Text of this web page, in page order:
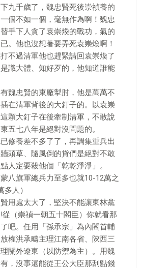
九千歲了，魏忠賢死後崇禎養的
個不如一個，毫無作為啊！魏忠
手下人貪了袁崇煥的戰功，氣的
。他也沒想著要弄死袁崇煥啊！
不過清軍他也趕緊請回袁崇煥了
識大體、知好歹的，他知道誰能
魏忠賢的東廠掣肘，他是萬萬不
在清軍背後的大釘子的。以袁崇
顆大釘子在後牽制清軍，不敢說
五七八年是絕對沒問題的。
修養差不多了了，再調集重兵出
頭草、隨風倒的貨們是絕對不敢
人定要殺他個「乾乾淨淨」。
蒙八旗軍總兵力至多也就10-12萬之
人）
用處太大了，堅決不能讓東林黨
（崇禎一朝五十閣臣）你就看那
吧。任用「孫承宗」為內閣首輔
權洪承疇主理江南各省、陝西三
關外遼東（以防禦為主）。用魏
，沒事還能從王公大臣那刮點錢